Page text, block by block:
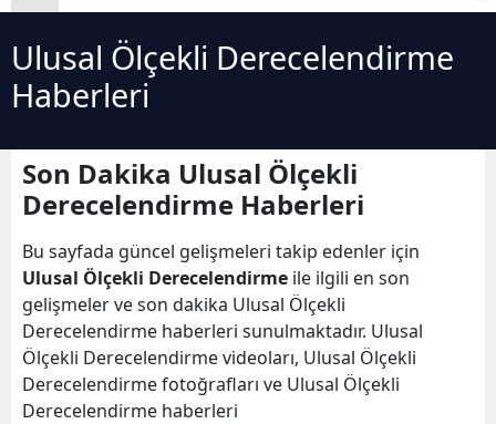
Ulusal Ölçekli Derecelendirme
Haberleri
Son Dakika Ulusal Ölçekli
Derecelendirme Haberleri
Bu sayfada güncel gelişmeleri takip edenler için
Ulusal Ölçekli Derecelendirme ile ilgili en son
gelişmeler ve son dakika Ulusal Ölçekli
Derecelendirme haberleri sunulmaktadır. Ulusal
Ölçekli Derecelendirme videoları, Ulusal Ölçekli
Derecelendirme fotoğrafları ve Ulusal Ölçekli
Derecelendirme haberleri